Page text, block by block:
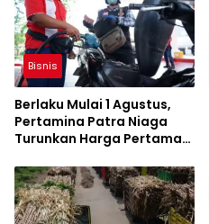
Bisnis
Berlaku Mulai 1 Agustus,
Pertamina Patra Niaga
Turunkan Harga Pertamax